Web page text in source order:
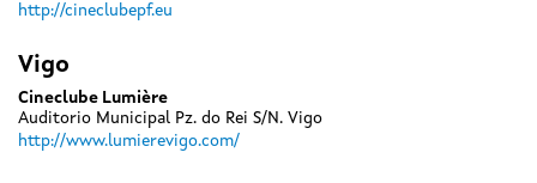
http://cineclubepf.eu
Vigo
Cineclube Lumière
Auditorio Municipal Pz. do Rei S/N. Vigo
http://www.lumierevigo.com/